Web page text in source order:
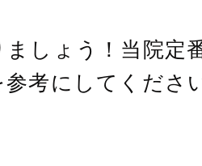
しょう！当院定
考にしてくださ